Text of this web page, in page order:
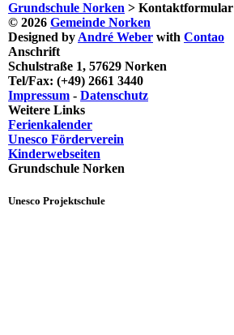
Grundschule Norken > Kontaktformular
© 2026 Gemeinde Norken
Designed byAndré Weber with Contao
Anschrift
Schulstraße 1, 57629 Norken
Tel/Fax: (+49) 2661 3440
Impressum - Datenschutz
Weitere Links
Ferienkalender
Unesco Förderverein
Kinderwebseiten
Grundschule Norken
Unesco Projektschule